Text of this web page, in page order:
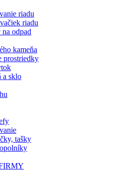
riadu
riadu
odpad
kameňa
prostriedky
a sklo
tašky